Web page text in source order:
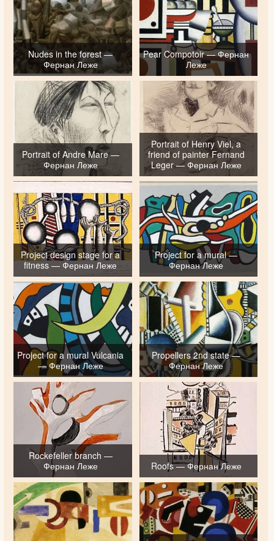
Nudes in the forest —
Фернан Леже
Pear Compotoir — Фернан
Леже
Portrait of Andre Mare —
Фернан Леже
Portrait of Henry Viel, a
friend of painter Fernand
Leger — Фернан Леже
Project design stage for a
fitness — Фернан Леже
Project for a mural —
Фернан Леже
Project for a mural Vulcania
— Фернан Леже
Propellers 2nd state —
Фернан Леже
Rockefeller branch —
Фернан Леже
Roofs — Фернан Леже